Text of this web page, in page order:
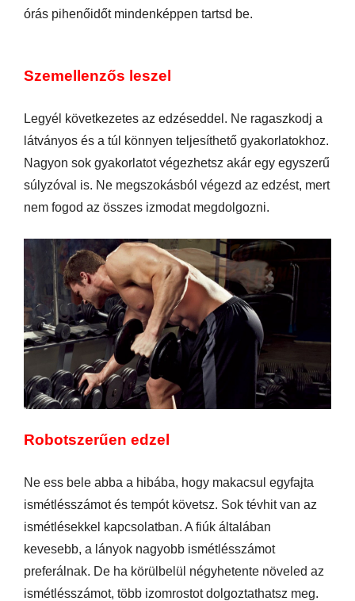
órás pihenőidőt mindenképpen tartsd be.
Szemellenzős leszel
Legyél következetes az edzéseddel. Ne ragaszkodj a
látványos és a túl könnyen teljesíthető gyakorlatokhoz.
Nagyon sok gyakorlatot végezhetsz akár egy egyszerű
súlyzóval is. Ne megszokásból végezd az edzést, mert
nem fogod az összes izmodat megdolgozni.
Robotszerűen edzel
Ne ess bele abba a hibába, hogy makacsul egyfajta
ismétlésszámot és tempót követsz. Sok tévhit van az
ismétlésekkel kapcsolatban. A fiúk általában
kevesebb, a lányok nagyobb ismétlésszámot
preferálnak. De ha körülbelül négyhetente növeled az
ismétlésszámot, több izomrostot dolgoztathatsz meg.